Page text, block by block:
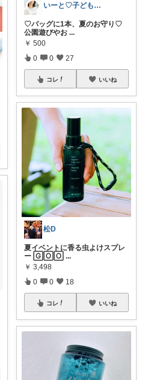
いーと♡子ども日用品/スイーツギフト/猫
♡バッグに1本、夏のお守り♡
公園遊びやお ...
￥ 500
0 0 27
コレ いいね
松D
夏イベントに香る虫よけスプレ
ー 🄶🄾🄾 ...
￥ 3,498
0 0 18
コレ いいね